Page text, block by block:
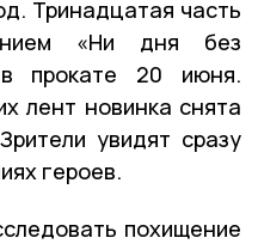
Тринадцатая часть
«Ни дня без
в прокате 20 июня.
лент новинка снята
увидят сразу
героев.
похищение